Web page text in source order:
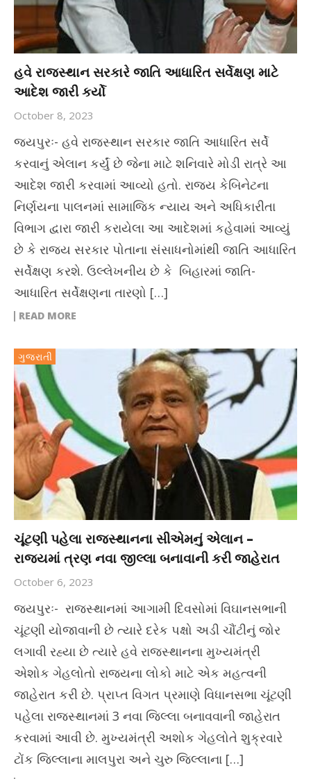
હવે રાજસ્થાન સરકારે જાતિ આધારિત સર્વેક્ષણ માટે
આદેશ જારી કર્યો
October 8, 2023
જયપુરઃ- હવે રાજસ્થાન સરકાર જાતિ આધારિત સર્વે
કરવાનું એલાન કર્યું છે જેના માટે શનિવારે મોડી રાત્રે આ
આદેશ જારી કરવામાં આવ્યો હતો. રાજ્ય કેબિનેટના
નિર્ણયના પાલનમાં સામાજિક ન્યાય અને અધિકારીતા
વિભાગ દ્વારા જારી કરાયેલા આ આદેશમાં કહેવામાં આવ્યું
છે કે રાજ્ય સરકાર પોતાના સંસાધનોમાંથી જાતિ આધારિત
સર્વેક્ષણ કરશે. ઉલ્લેખનીય છે કે બિહારમાં જાતિ-
આધારિત સર્વેક્ષણના તારણો […]
READ MORE
ગુજરાતી
ચૂંટણી પહેલા રાજસ્થાનના સીએમનું એલાન –
રાજ્યમાં ત્રણ નવા જીલ્લા બનાવાની કરી જાહેરાત
October 6, 2023
જયપુરઃ- રાજસ્થાનમાં આગામી દિવસોમાં વિઘાનસભાની
ચૂંટણી યોજાવાની છે ત્યારે દરેક પક્ષો અડી ચૌંટીનું જોર
લગાવી રહ્યા છે ત્યારે હવે રાજસ્થાનના મુખ્યમંત્રી
એશોક ગેહલોતો રાજ્યના લોકો માટે એક મહત્વની
જાહેરાત કરી છે. પ્રાપ્ત વિગત પ્રમાણે વિધાનસભા ચૂંટણી
પહેલા રાજસ્થાનમાં 3 નવા જિલ્લા બનાવવાની જાહેરાત
કરવામાં આવી છે. મુખ્યમંત્રી અશોક ગેહલોતે શુક્રવારે
ટોંક જિલ્લાના માલપુરા અને ચુરુ જિલ્લાના […]